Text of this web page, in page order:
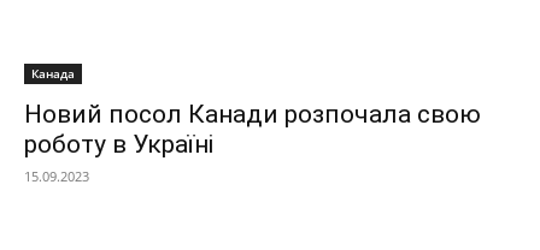
Канада
Новий посол Канади розпочала свою
роботу в Україні
15.09.2023